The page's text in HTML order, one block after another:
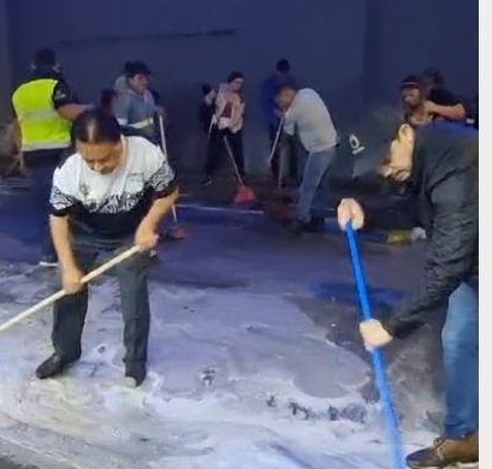
Reviven la historia de Fortín, con exposición
de la cronista Minerva Salas.
ADMIN JULIO 31, 2026 0